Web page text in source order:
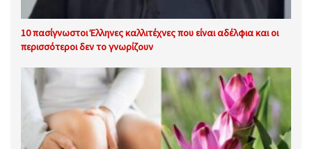
10 πασίγνωστοι Έλληνες καλλιτέχνες που είναι αδέλφια και οι
περισσότεροι δεν το γνωρίζουν